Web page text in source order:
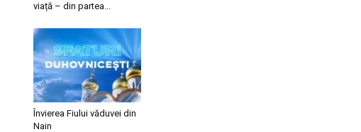
viață – din partea...
Învierea Fiului văduvei din
Nain